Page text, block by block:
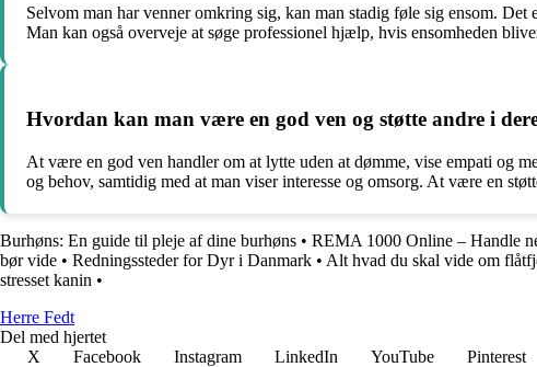
Selvom man har venner omkring sig, kan man stadig føle sig ensom.
Man kan også overveje at søge professionel hjælp, hvis ensomheden
Hvordan kan man være en god ven og støtte andre i
At være en god ven handler om at lytte uden at dømme, vise empati og
og behov, samtidig med at man viser interesse og omsorg. At være en
Burhøns: En guide til pleje af dine burhøns • REMA 1000 Online – Handle
bør vide • Redningssteder for Dyr i Danmark • Alt hvad du skal vide om
stresset kanin •
Herre Fedt
Del med hjertet
X
Facebook Instagram LinkedIn YouTube Pinterest